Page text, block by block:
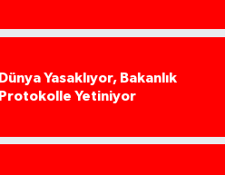
Dünya Yasaklıyor, Bakanlık
Protokolle Yetiniyor